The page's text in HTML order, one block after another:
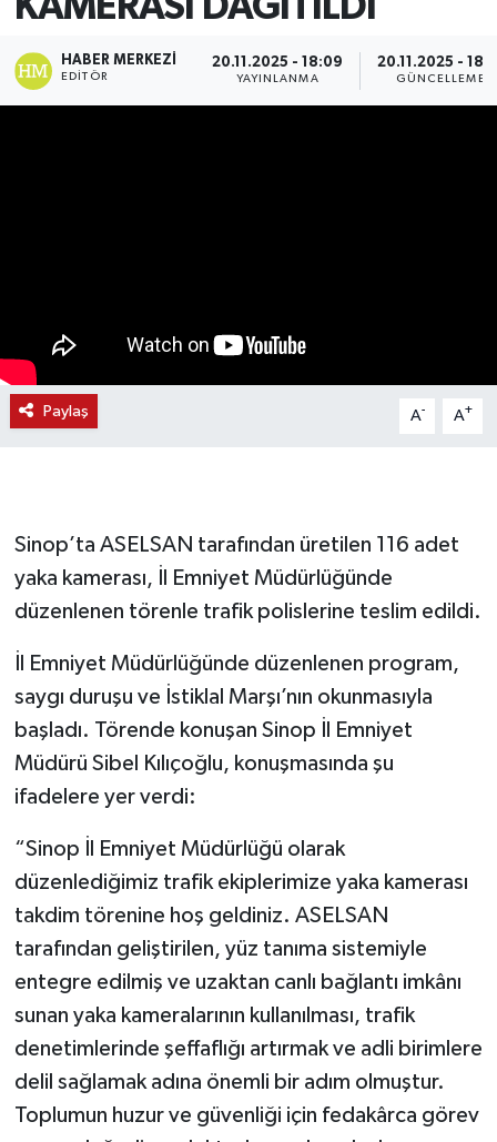
HABER MERKEZI
EDITÖR
20.11.2025 - 18:09
YAYINLANMA
20.11.2025 -
GÜNCELLEME
Paylaş A- A+
Sinop’ta ASELSAN tarafından üretilen 116 adet
yaka kamerası, İl Emniyet Müdürlüğünde
düzenlenen törenle trafik polislerine teslim edildi.
İl Emniyet Müdürlüğünde düzenlenen program,
saygı duruşu ve İstiklal Marşı’nın okunmasıyla
başladı. Törende konuşan Sinop İl Emniyet
Müdürü Sibel Kılıçoğlu, konuşmasında şu
ifadelere yer verdi:
“Sinop İl Emniyet Müdürlüğü olarak
düzenlediğimiz trafik ekiplerimize yaka kamerası
takdim törenine hoş geldiniz. ASELSAN
tarafından geliştirilen, yüz tanıma sistemiyle
entegre edilmiş ve uzaktan canlı bağlantı imkânı
sunan yaka kameralarının kullanılması, trafik
denetimlerinde şeffaflığı artırmak ve adli birimlere
delil sağlamak adına önemli bir adım olmuştur.
Toplumun huzur ve güvenliği için fedakârca görev